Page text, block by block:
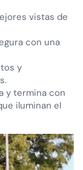
vistas de
con una
y
y termina con
iluminan el